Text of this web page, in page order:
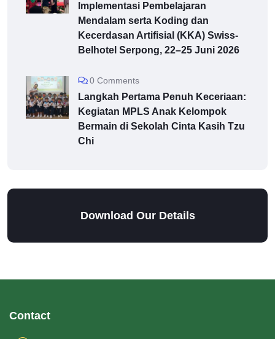
Implementasi Pembelajaran
Mendalam serta Koding dan
Kecerdasan Artifisial (KKA) Swiss-
Belhotel Serpong, 22–25 Juni 2026
0 Comments
Langkah Pertama Penuh Keceriaan:
Kegiatan MPLS Anak Kelompok
Bermain di Sekolah Cinta Kasih Tzu
Chi
Download Our Details
Contact